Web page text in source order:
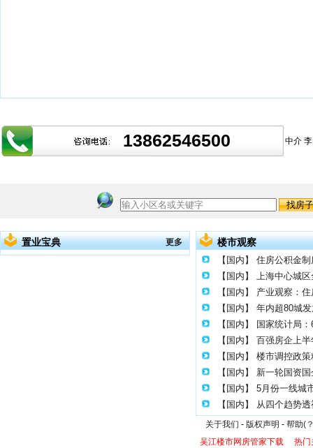
13862546500 中介
置业宝典 更多 楼市观察
【国内】
住房公积金
【国内】
上海中心城
【国内】
产业观察：住
【国内】
年内超80城
【国内】
国家统计局
【国内】
百强房企上
【国内】
楼市调控政
【国内】
新一轮国资国
【国内】
5月份一线城
【国内】
从四个趋势
关于我们 - 版权声明 - 帮助(
吴江楼市网房管家下载
热门